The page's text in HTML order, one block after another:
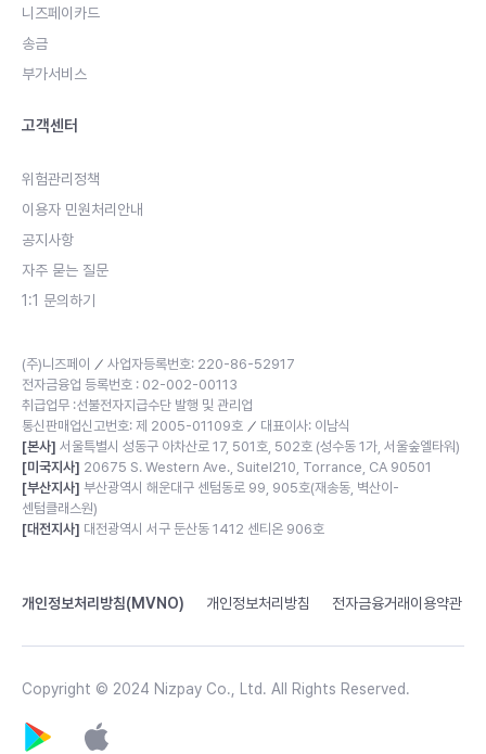
니즈페이카드
송금
부가서비스
고객센터
위험관리정책
이용자 민원처리안내
공지사항
자주 묻는 질문
1:1 문의하기
(주)니즈페이 ／ 사업자등록번호: 220-86-52917
전자금융업 등록번호 : 02-002-00113
취급업무 :선불전자지급수단 발행 및 관리업
통신판매업신고번호: 제 2005-01109호 ／ 대표이사: 이남식
[본사] 서울특별시 성동구 아차산로 17, 501호, 502호 (성수동 1가, 서울숲엘타워)
[미국지사] 20675 S. Western Ave., Suitel210, Torrance, CA 90501
[부산지사] 부산광역시 해운대구 센텀동로 99, 905호(재송동, 벽산이-
센텀클래스원)
[대전지사] 대전광역시 서구 둔산동 1412 센티온 906호
개인정보처리방침(MVNO) 개인정보처리방침 전자금융거래이용약관
Copyright © 2024 Nizpay Co., Ltd. All Rights Reserved.